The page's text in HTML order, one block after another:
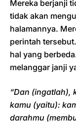
Mereka berjanji
tidak akan
halamannya.
perintah
hal yang
melanggar janji
“Dan (ingatlah),
kamu (yaitu):
darahmu